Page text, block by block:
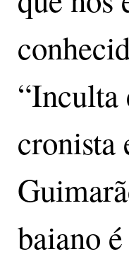
“Inculta
cronista
baiano